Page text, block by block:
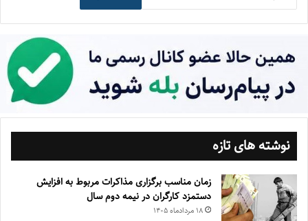
نوشته های تازه
زمان مناسب برگزاری مذاکرات مربوط به افزایش
دستمزد کارگران در نیمه دوم سال
۱۸ مرداد‌ماه ۱۴۰۵